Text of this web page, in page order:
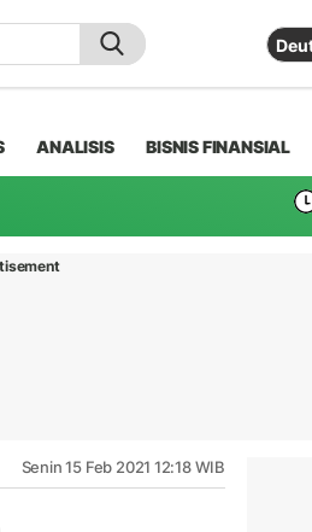
ANALISIS BISNIS FINANSIAL
Senin 15 Feb 2021 12:18 WIB